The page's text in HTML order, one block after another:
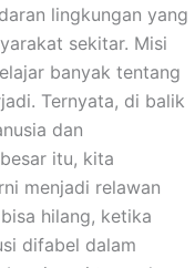
lingkungan yang
sekitar. Misi
banyak tentang
Ternyata, di balik
dan
itu, kita
menjadi relawan
hilang, ketika
difabel dalam